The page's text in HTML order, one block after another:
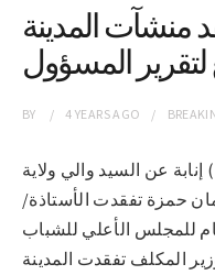
منشآت المدينة
لتقرير المسؤول
BY 4 YEARSAGO
( سونا ) إنابة عن السيد والي ولاية
حمزة تفقدت الأستاذة/
للمجلس الأعلي للشباب
المكلف تفقدت المدينة